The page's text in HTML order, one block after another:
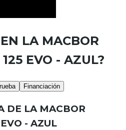
LA MACBOR
EVO - AZUL?
Financiación
DE LA MACBOR
- AZUL